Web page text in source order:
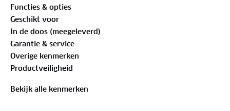
De imoshion Mini Tag is eenvoudig te bevestigen
aan je sleutelbos, portemonnee of backpack met
het meegeleverde koord. Dit maakt het makkelijk
om de tag snel te verplaatsen tussen verschillende
items. De tag is ook compatibel met Apple AirTag
hoesjes, zodat je hem kunt personaliseren.
Functies & opties
Geschikt voor
In de doos (meegeleverd)
Garantie & service
Overige kenmerken
Productveiligheid
Bekijk alle kenmerken